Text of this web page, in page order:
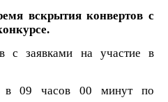
вскрытия конвертов с
с заявками на участие в
в 09 часов 00 минут по